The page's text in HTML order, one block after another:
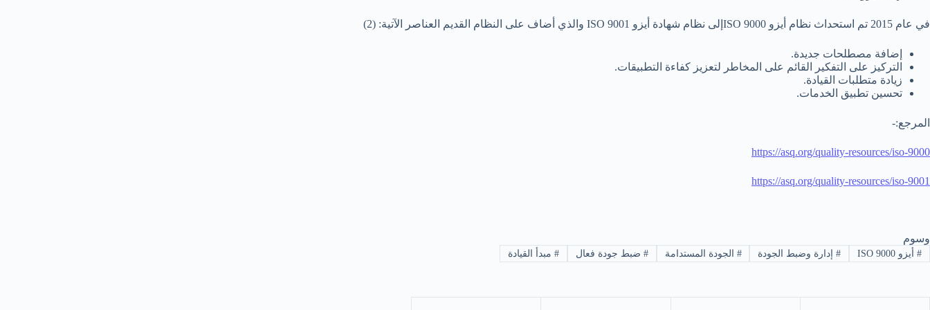
في عام 2015 تم استحداث نظام أيزو ISO 9000إلى نظام شهادة أيزو ISO 9001 والذي أضاف على النظام القديم العناصر الآتية: (2)
إضافة مصطلحات جديدة.
التركيز على التفكير القائم على المخاطر لتعزيز كفاءة التطبيقات.
زيادة متطلبات القيادة.
تحسين تطبيق الخدمات.
المرجع:-
https://asq.org/quality-resources/iso-9000
https://asq.org/quality-resources/iso-9001
وسوم
#أيزو ISO 9000 #إدارة وضبط الجودة # الجودة المستدامة # ضبط جودة فعال # مبدأ القيادة